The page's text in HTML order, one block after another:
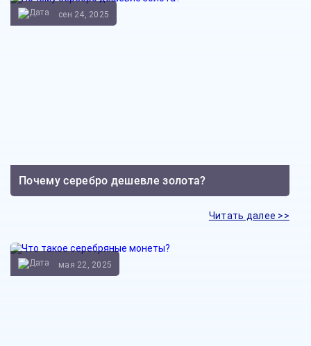
Почему серебро дешевле золота?
сен 24, 2025
Читать далее >>
мая 22, 2025